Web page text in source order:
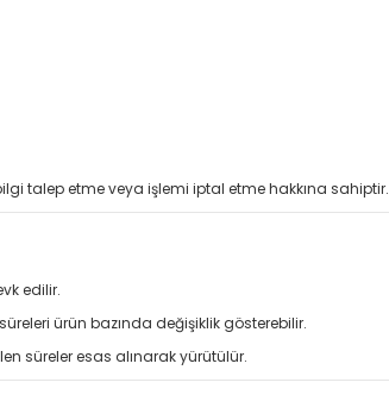
talep etme veya işlemi iptal etme hakkına sahiptir.
edilir.
ürün bazında değişiklik gösterebilir.
süreler esas alınarak yürütülür.